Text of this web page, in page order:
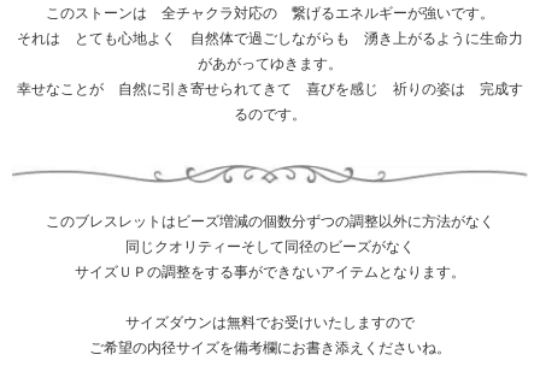
このストーンは 全チャクラ対応の 繋げるエネルギーが強いです。
それは とても心地よく 自然体で過ごしながらも 湧き上がるように生命力
があがってゆきます。
幸せなことが 自然に引き寄せられてきて 喜びを感じ 祈りの姿は 完成す
るのです。
このブレスレットはビーズ増減の個数分ずつの調整以外に方法がなく
同じクオリティーそして同径のビーズがなく
サイズＵＰの調整をする事ができないアイテムとなります。
サイズダウンは無料でお受けいたしますので
ご希望の内径サイズを備考欄にお書き添えくださいね。